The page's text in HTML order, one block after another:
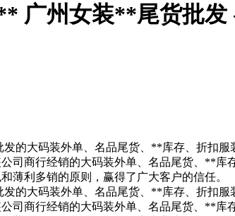
广州女装**尾货批发
的大码装外单、名品尾货、**库存、折扣
司商行经销的大码装外单、名品尾货、**
薄利多销的原则，赢得了广大客户的信任。
的大码装外单、名品尾货、**库存、折扣
司商行经销的大码装外单、名品尾货、**